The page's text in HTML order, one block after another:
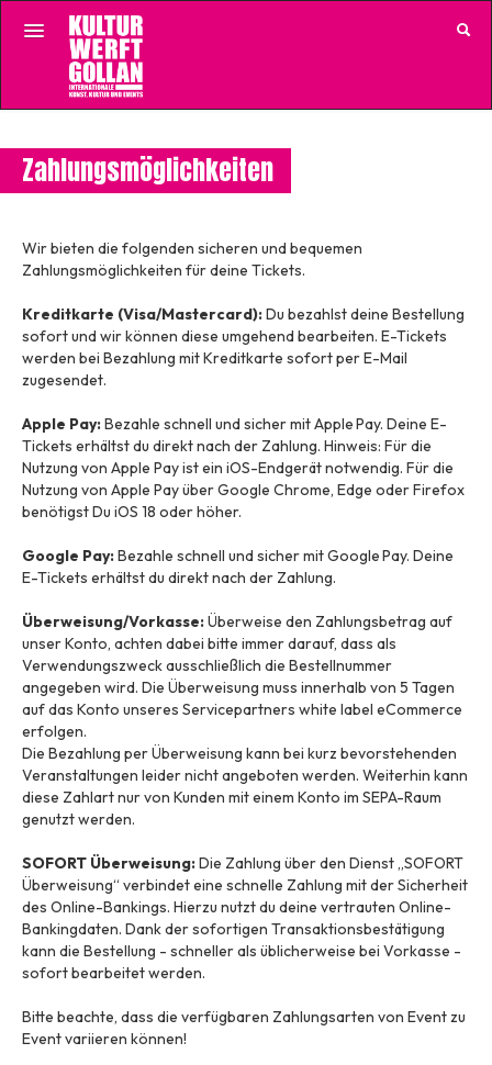
Startseite
Kundenkonto
Zahlungsmöglichkeiten
Wir bieten die folgenden sicheren und bequemen
Zahlungsmöglichkeiten für deine Tickets.
Kreditkarte (Visa/Mastercard):Du bezahlst deine Bestellung
sofort und wir können diese umgehend bearbeiten. E-Tickets
werden bei Bezahlung mit Kreditkarte sofort per E-Mail
zugesendet.
Apple Pay:Bezahle schnell und sicher mit Apple Pay. Deine E-
Tickets erhältst du direkt nach der Zahlung. Hinweis: Für die
Nutzung von Apple Pay ist ein iOS-Endgerät notwendig. Für die
Nutzung von Apple Pay über Google Chrome, Edge oder Firefox
benötigst Du iOS 18 oder höher.
Google Pay:Bezahle schnell und sicher mit Google Pay. Deine
E-Tickets erhältst du direkt nach der Zahlung.
Überweisung/Vorkasse:Überweise den Zahlungsbetrag auf
unser Konto, achten dabei bitte immer darauf, dass als
Verwendungszweck ausschließlich die Bestellnummer
angegeben wird. Die Überweisung muss innerhalb von 5 Tagen
auf das Konto unseres Servicepartners white label eCommerce
erfolgen.
Die Bezahlung per Überweisung kann bei kurz bevorstehenden
Veranstaltungen leider nicht angeboten werden. Weiterhin kann
diese Zahlart nur von Kunden mit einem Konto im SEPA-Raum
genutzt werden.
SOFORT Überweisung:Die Zahlung über den Dienst „SOFORT
Überweisung“ verbindet eine schnelle Zahlung mit der Sicherheit
des Online-Bankings. Hierzu nutzt du deine vertrauten Online-
Bankingdaten. Dank der sofortigen Transaktionsbestätigung
kann die Bestellung - schneller als üblicherweise bei Vorkasse -
sofort bearbeitet werden.
Bitte beachte, dass die verfügbaren Zahlungsarten von Event zu
Event variieren können!